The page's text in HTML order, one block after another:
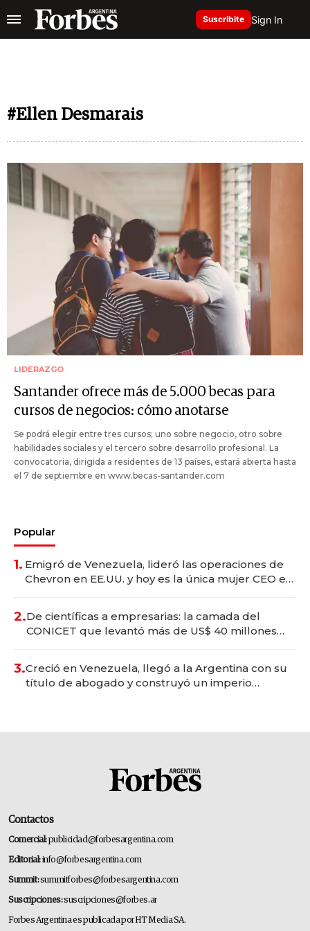
Suscribite Sign In
#Ellen Desmarais
LIDERAZGO
Santander ofrece más de 5.000 becas para
cursos de negocios: cómo anotarse
Se podrá elegir entre tres cursos; uno sobre negocio, otro sobre
habilidades sociales y el tercero sobre desarrollo profesional. La
convocatoria, dirigida a residentes de 13 países, estará abierta hasta
el 7 de septiembre en www.becas-santander.com
Popular
1. Emigró de Venezuela, lideró las operaciones de
Chevron en EE.UU. y hoy es la única mujer CEO en
2.De científicas a empresarias: la camada del
CONICET que levantó más de US$ 40 millones
3.Creció en Venezuela, llegó a la Argentina con su
título de abogado y construyó un imperio
Contactos
Comercial:publicidad@forbesargentina.com
Editorial:info@forbesargentina.com
Summit:summitforbes@forbesargentina.com
Suscripciones:suscripciones@forbes.ar
Forbes Argentina es publicada por HT Media SA.